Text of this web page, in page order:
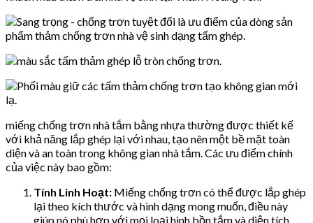
miếng chống trơn nhà tắm bằng nhựa thường được thiết kế
với khả năng lắp ghép lại với nhau, tạo nên một bề mặt toàn
diện và an toàn trong không gian nhà tắm. Các ưu điểm chính
của việc này bao gồm:
Tính Linh Hoạt: Miếng chống trơn có thể được lắp ghép
lại theo kích thước và hình dạng mong muốn, điều này
giúp nó phù hợp với mọi loại hình bồn tắm và diện tích